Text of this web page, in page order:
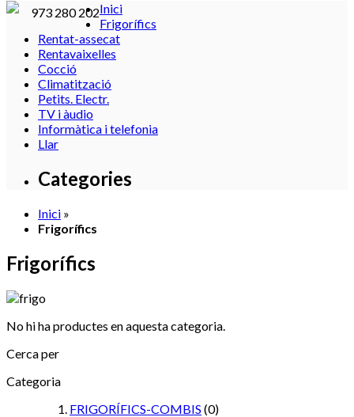
973 280 202Inici
Frigorífics
Rentat-assecat
Rentavaixelles
Cocció
Climatització
Petits. Electr.
TV i àudio
Informàtica i telefonia
Llar
Categories
Inici »
Frigorífics
Frigorífics
No hi ha productes en aquesta categoria.
Cerca per
Categoria
FRIGORÍFICS-COMBIS (0)